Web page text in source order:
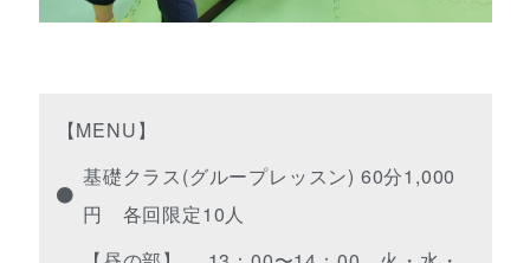
【MENU】
基礎クラス(グループレッスン) 60分1,000
円 各回限定10人